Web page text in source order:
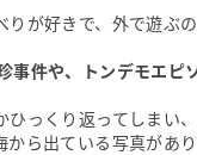
りが好きで、外で遊ぶ
件や、トンデモエピ
ひっくり返ってしまい
から出ている写真があり